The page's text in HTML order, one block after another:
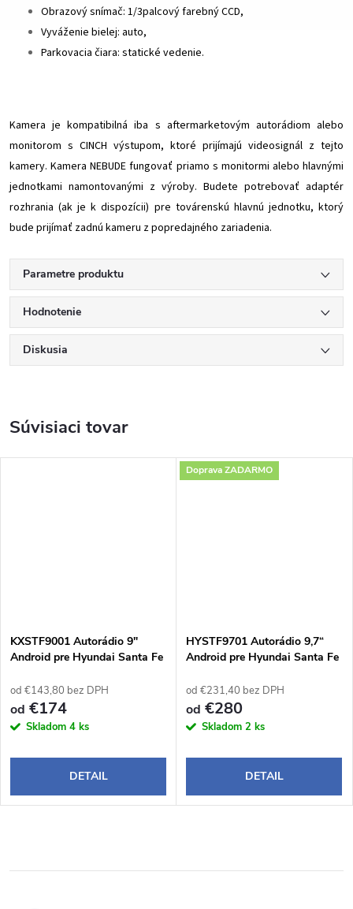
Obrazový snímač: 1/3palcový farebný CCD,
Vyváženie bielej: auto,
Parkovacia čiara: statické vedenie.
Kamera je kompatibilná iba s aftermarketovým autorádiom alebo
monitorom s CINCH výstupom, ktoré prijímajú videosignál z tejto
kamery. Kamera NEBUDE fungovať priamo s monitormi alebo hlavnými
jednotkami namontovanými z výroby. Budete potrebovať adaptér
rozhrania (ak je k dispozícii) pre továrenskú hlavnú jednotku, ktorý
bude prijímať zadnú kameru z popredajného zariadenia.
Parametre produktu
Hodnotenie
Diskusia
Súvisiaci tovar
KXSTF9001 Autorádio 9"
Android pre Hyundai Santa Fe
od €143,80 bez DPH
od €174
Skladom 4 ks
DETAIL
Doprava ZADARMO
HYSTF9701 Autorádio 9,7“
Android pre Hyundai Santa Fe
od €231,40 bez DPH
od €280
Skladom 2 ks
DETAIL